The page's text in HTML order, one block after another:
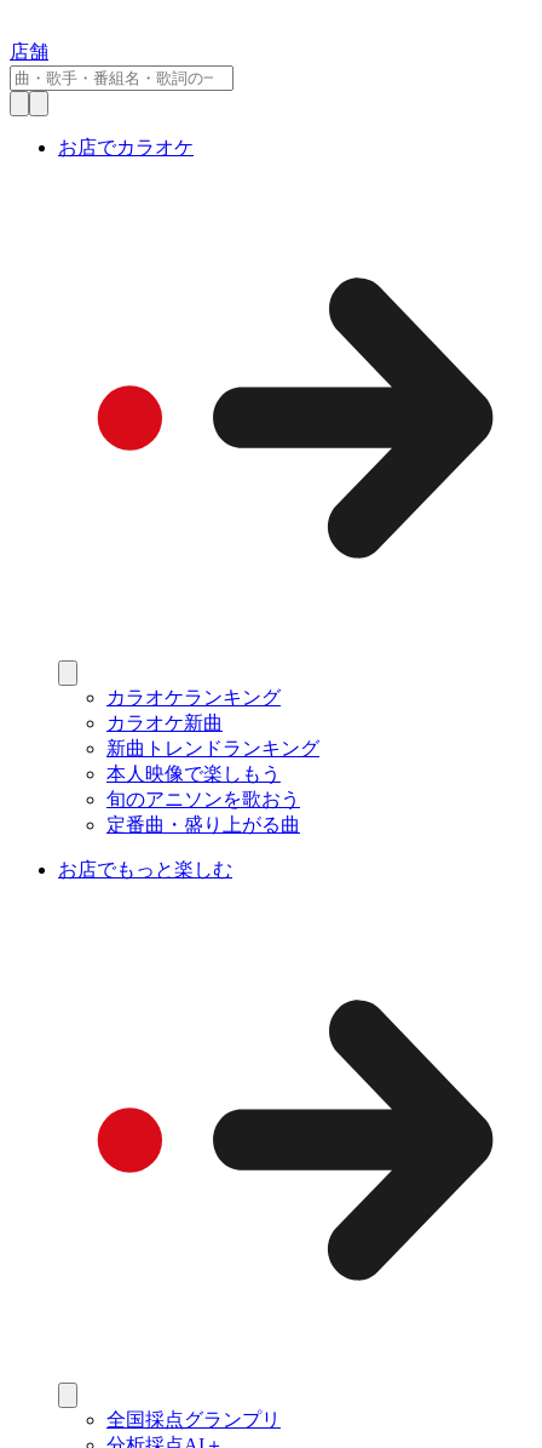
店舗
お店でカラオケ
カラオケランキング
カラオケ新曲
新曲トレンドランキング
本人映像で楽しもう
旬のアニソンを歌おう
定番曲・盛り上がる曲
お店でもっと楽しむ
全国採点グランプリ